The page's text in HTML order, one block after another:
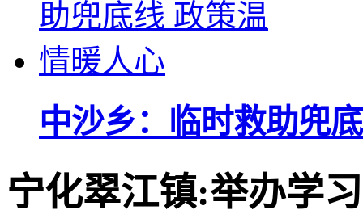
中沙乡：临时救助兜
宁化翠江镇:举办学